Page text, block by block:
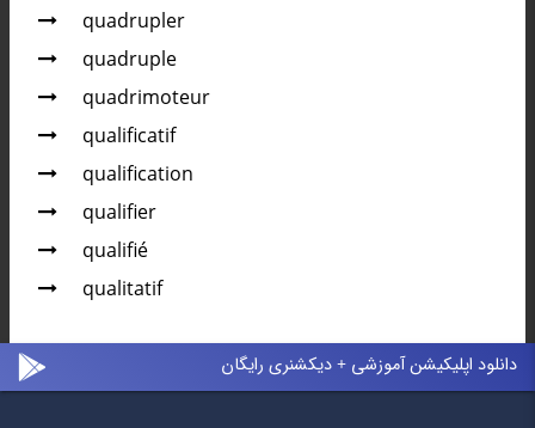
quadrupler
quadruple
quadrimoteur
qualificatif
qualification
qualifier
qualifié
qualitatif
دانلود اپلیکیشن آموزشی + دیکشنری رایگان